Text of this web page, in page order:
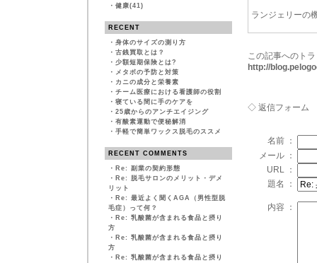
・ 健康(41)
RECENT
・ 身体のサイズの測り方
・ 古銭買取とは？
・ 少額短期保険とは?
・ メタボの予防と対策
・ カニの成分と栄養素
・ チーム医療における看護師の役割
・ 寝ている間に手のケアを
・ 25歳からのアンチエイジング
・ 有酸素運動で便秘解消
・ 手軽で簡単ワックス脱毛のススメ
RECENT COMMENTS
・ Re: 副業の契約形態
・ Re: 脱毛サロンのメリット・デメ
リット
・ Re: 最近よく聞くAGA（男性型脱
毛症）って何？
・ Re: 乳酸菌が含まれる食品と摂り
方
・ Re: 乳酸菌が含まれる食品と摂り
方
・ Re: 乳酸菌が含まれる食品と摂り
ランジェリーの
この記事へのト
http://
◇ 返信フォーム
名前 ：
メール ：
URL ：
題名 ：
内容 ：